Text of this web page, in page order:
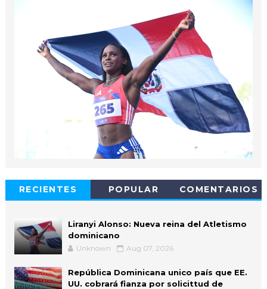
RECIENTES POPULAR COMENTARIOS
Liranyi Alonso: Nueva reina del Atletismo
dominicano
Unknown Aug 07, 2026
República Dominicana unico país que EE.
UU. cobrará fianza por solicittud de